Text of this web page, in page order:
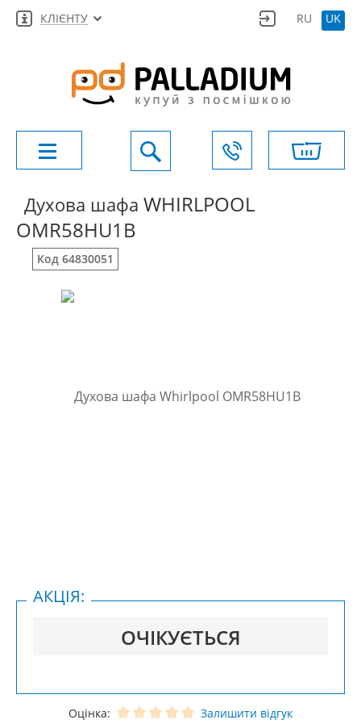
КЛІЄНТУ RU UK
Духова шафа WHIRLPOOL
OMR58HU1B
Код 64830051
ОЧІКУЄТЬСЯ
АКЦІЯ:
Оцінка: Залишити відгук